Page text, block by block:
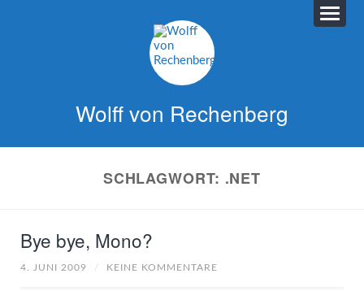
Wolff von Rechenberg
SCHLAGWORT: .NET
Bye bye, Mono?
4. JUNI 2009 / KEINE KOMMENTARE